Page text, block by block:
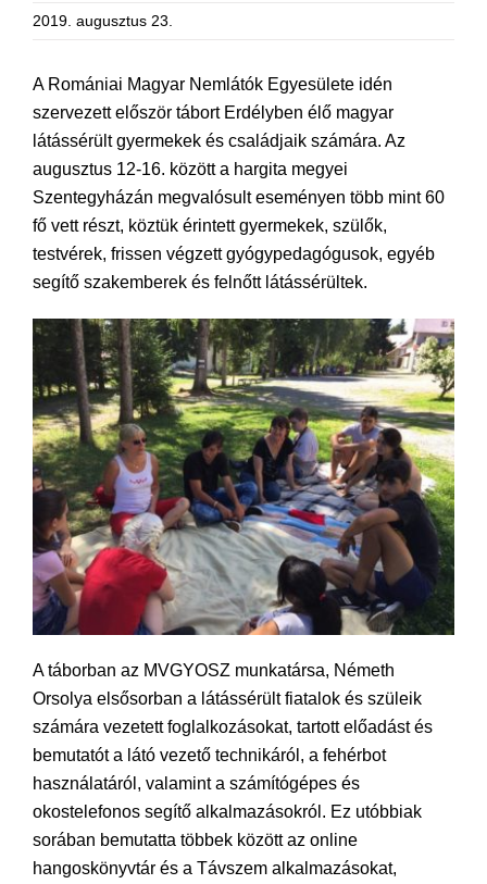
2019. augusztus 23.
A Romániai Magyar Nemlátók Egyesülete idén
szervezett először tábort Erdélyben élő magyar
látássérült gyermekek és családjaik számára. Az
augusztus 12-16. között a hargita megyei
Szentegyházán megvalósult eseményen több mint 60
fő vett részt, köztük érintett gyermekek, szülők,
testvérek, frissen végzett gyógypedagógusok, egyéb
segítő szakemberek és felnőtt látássérültek.
A táborban az MVGYOSZ munkatársa, Németh
Orsolya elsősorban a látássérült fiatalok és szüleik
számára vezetett foglalkozásokat, tartott előadást és
bemutatót a látó vezető technikáról, a fehérbot
használatáról, valamint a számítógépes és
okostelefonos segítő alkalmazásokról. Ez utóbbiak
sorában bemutatta többek között az online
hangoskönyvtár és a Távszem alkalmazásokat,